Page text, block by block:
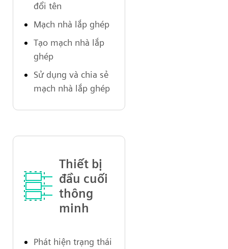
đổi tên
Mạch nhà lắp ghép
Tạo mạch nhà lắp
ghép
Sử dụng và chia sẻ
mạch nhà lắp ghép
Thiết bị
đầu cuối
thông
minh
Phát hiện trạng thái